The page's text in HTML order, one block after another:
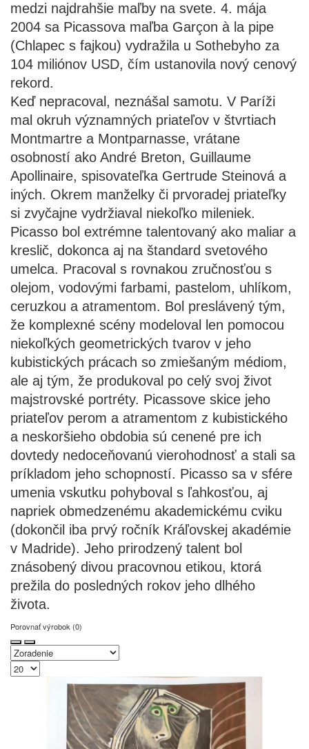
medzi najdrahšie maľby na svete. 4. mája
2004 sa Picassova maľba Garçon à la pipe
(Chlapec s fajkou) vydražila u Sothebyho za
104 miliónov USD, čím ustanovila nový cenový
rekord.
Keď nepracoval, neznášal samotu. V Paríži
mal okruh významných priateľov v štvrtiach
Montmartre a Montparnasse, vrátane
osobností ako André Breton, Guillaume
Apollinaire, spisovateľka Gertrude Steinová a
iných. Okrem manželky či prvoradej priateľky
si zvyčajne vydržiaval niekoľko mileniek.
Picasso bol extrémne talentovaný ako maliar a
kreslič, dokonca aj na štandard svetového
umelca. Pracoval s rovnakou zručnosťou s
olejom, vodovými farbami, pastelom, uhlíkom,
ceruzkou a atramentom. Bol preslávený tým,
že komplexné scény modeloval len pomocou
niekoľkých geometrických tvarov v jeho
kubistických prácach so zmiešaným médiom,
ale aj tým, že produkoval po celý svoj život
majstrovské portréty. Picassove skice jeho
priateľov perom a atramentom z kubistického
a neskoršieho obdobia sú cenené pre ich
dovtedy nedoceňovanú vierohodnosť a stali sa
príkladom jeho schopností. Picasso sa v sfére
umenia vskutku pohyboval s ľahkosťou, aj
napriek obmedzenému akademickému cviku
(dokončil iba prvý ročník Kráľovskej akadémie
v Madride). Jeho prirodzený talent bol
znásobený divou pracovnou etikou, ktorá
prežila do posledných rokov jeho dlhého
života.
Porovnať výrobok (0)